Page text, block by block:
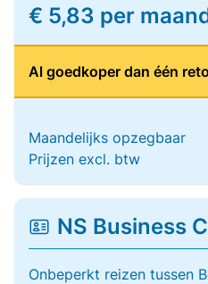
€ 5,83 per
Al goedkoper dan één
Maandelijks opzegbaar
Prijzen excl. btw
NS Business
Onbeperkt reizen tussen